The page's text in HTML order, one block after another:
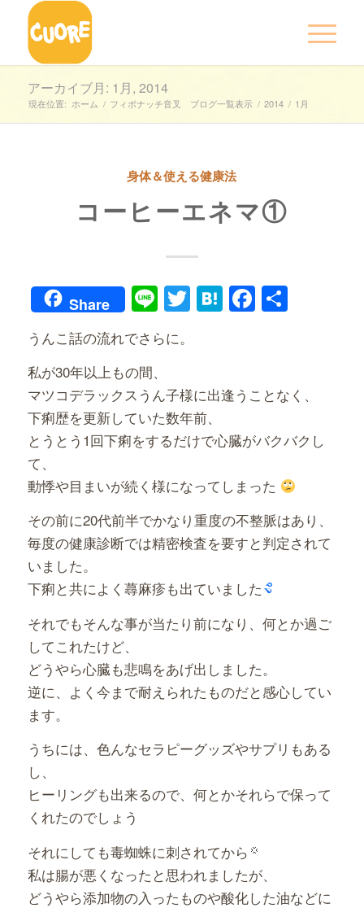
アーカイブ月: 1月, 2014
現在位置: ホーム / フィボナッチ音叉 ブログ一覧表示 / 2014 / 1月
身体＆使える健康法
コーヒーエネマ①
Share LineTwitter
Hatena共
うんこ話の流れでさらに。
私が30年以上もの間、
マツコデラックスうん子様に出逢うことなく、
下痢歴を更新していた数年前、
とうとう1回下痢をするだけで心臓がバクバクし
て、
動悸や目まいが続く様になってしまった
その前に20代前半でかなり重度の不整脈はあり、
毎度の健康診断では精密検査を要すと判定されて
いました。
下痢と共によく蕁麻疹も出ていました
それでもそんな事が当たり前になり、何とか過ご
してこれたけど、
どうやら心臓も悲鳴をあげ出しました。
逆に、よく今まで耐えられたものだと感心してい
ます。
うちには、色んなセラピーグッズやサプリもある
し、
ヒーリングも出来るので、何とかそれらで保って
くれたのでしょう
それにしても毒蜘蛛に刺されてから
私は腸が悪くなったと思われましたが、
どうやら添加物の入ったものや酸化した油などに